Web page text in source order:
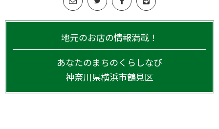
地元のお店の情報満載！
あなたのまちのくらしなび
神奈川県横浜市鶴見区